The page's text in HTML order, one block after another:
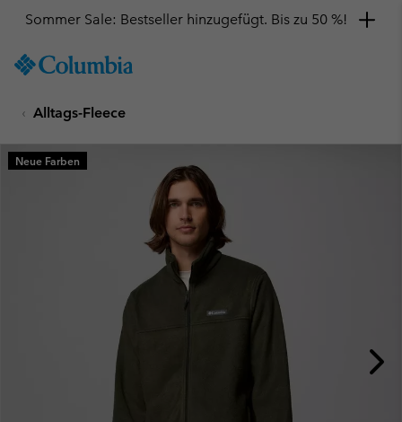
TO
SKIP
MAIN
NAV
Sommer Sale: Bestseller hinzugefügt. Bis zu 50 %!
Alltags-Fleece
Neue Farben